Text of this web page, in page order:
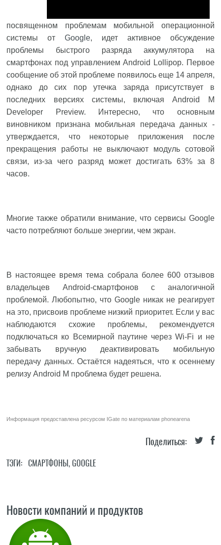
посвященном проблемам мобильной операционной
системы отGoogle, идет активное обсуждение
проблемы быстрого разряда аккумулятора на
смартфонах под управлением Android Lollipop. Первое
сообщение об этой проблеме появилось еще 14 апреля,
однако до сих пор утечка заряда присутствует в
последних версиях системы, включая Android M
Developer Preview. Интересно, что основным
виновником признана мобильная передача данных -
утверждается, что некоторые приложения после
прекращения работы не выключают модуль сотовой
связи, из-за чего разряд может достигать 63% за 8
часов.
Многие также обратили внимание, что сервисы Google
часто потребляют больше энергии, чем экран.
В настоящее время тема собрала более 600 отзывов
владельцев Android-смартфонов с аналогичной
проблемой. Любопытно, что Google никак не реагирует
на это, присвоив проблеме низкий приоритет. Если у вас
наблюдаются схожие проблемы, рекомендуется
подключаться ко Всемирной паутине через Wi-Fi и не
забывать вручную деактивировать мобильную
передачу данных. Остаётся надеяться, что к осеннему
релизу Android M проблема будет решена.
Информация предоставлена ресурсом IGate по материаламphonearena
Поделиться:
ТЭГИ: СМАРТФОНЫ,GOOGLE
Новости компаний и продуктов